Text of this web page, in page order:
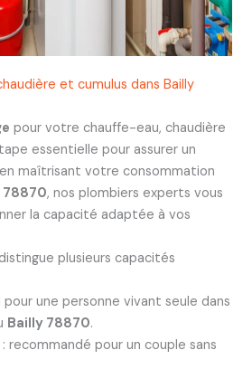
et cumulus dans Bailly
pour votre chauffe-eau, chaudière
essentielle pour assurer un
maîtrisant votre consommation
78870, nos plombiers experts vous
la capacité adaptée à vos
plusieurs capacités
une personne vivant seule dans
Bailly 78870.
recommandé pour un couple sans